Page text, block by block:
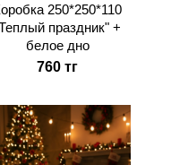
250*250*110
праздник" +
белое дно
760 тг